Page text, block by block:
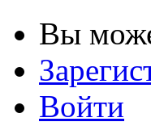
Вы
Войти